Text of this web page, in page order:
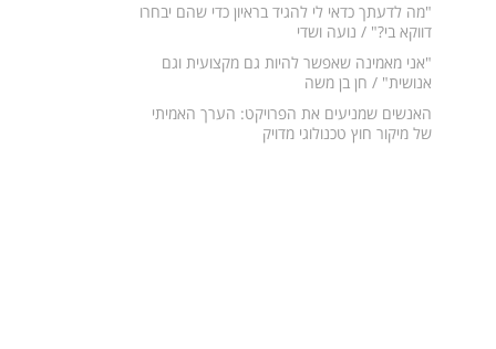
"מה לדעתך כדאי לי להגיד בראיון כדי שהם יבחרו
דווקא בי?" / נועה ושדי
"אני מאמינה שאפשר להיות גם מקצועית וגם
אנושית" / חן בן משה
האנשים שמניעים את הפרויקט: הערך האמיתי
של מיקור חוץ טכנולוגי מדויק